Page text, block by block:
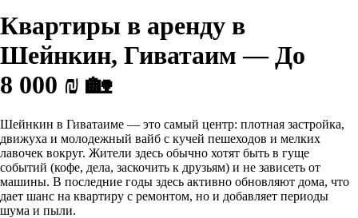
Квартиры в аренду в
Шейнкин, Гиватаим — До
8 000 ₪ 🏡
Шейнкин в Гиватаиме — это самый центр: плотная застройка,
движуха и молодежный вайб с кучей пешеходов и мелких
лавочек вокруг. Жители здесь обычно хотят быть в гуще
событий (кофе, дела, заскочить к друзьям) и не зависеть от
машины. В последние годы здесь активно обновляют дома, что
дает шанс на квартиру с ремонтом, но и добавляет периоды
шума и пыли.